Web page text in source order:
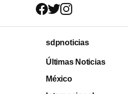
sdpnoticias
Últimas Noticias
México